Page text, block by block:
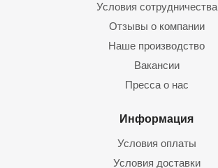
Условия сотрудничества
Отзывы о компании
Наше производство
Вакансии
Пресса о нас
Информация
Условия оплаты
Условия доставки